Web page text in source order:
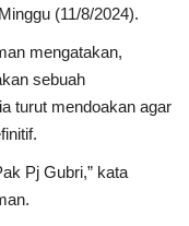
(11/8/2024).
mengatakan,
sebuah
turut mendoakan agar
Pj Gubri,” kata